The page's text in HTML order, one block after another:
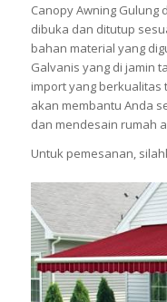
Canopy Awning Gulung
dibuka dan ditutup
bahan material yang
Galvanis yang di jamin
import yang berkualitas
akan membantu Anda
dan mendesain rumah
Untuk pemesanan,